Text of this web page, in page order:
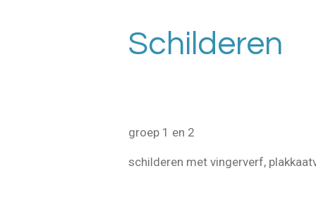
Schilderen
groep 1 en 2
schilderen met vingerverf,